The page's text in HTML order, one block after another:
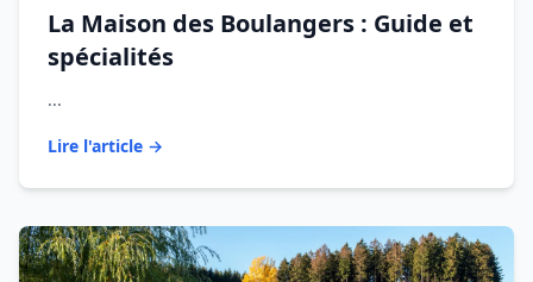
La Maison des Boulangers : Guide et
spécialités
...
Lire l'article →